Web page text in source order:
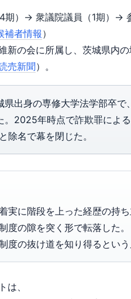
4期）→ 衆議院議員（1期）→
補者情報 ）
新の会に所属し、茨城県内
売新聞 ）。
県出身の専修大学法学部卒で
。2025年時点で詐欺罪によ
除名で幕を閉じた。
実に階段を上った経歴の持
度の隙を突く形で転落した。
度の抜け道を知り得るとい
は、